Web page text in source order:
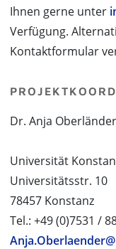
Ihnen gerne unter
Verfügung.
Kontaktformular
Dr. Anja Oberländer
Universität
Universitätsstr. 10
78457 Konstanz
Tel.: +49 (0)7531 /